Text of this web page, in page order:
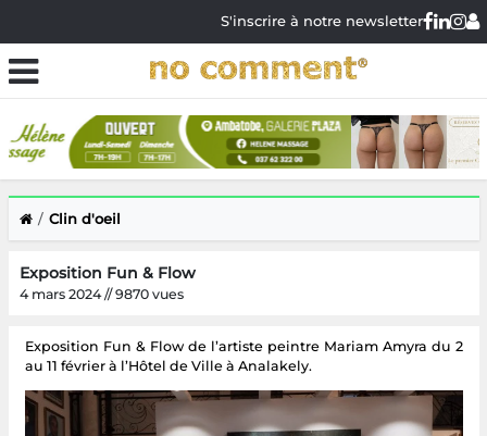
S'inscrire à notre newsletter
Clin d'oeil
Exposition Fun & Flow
4 mars 2024 // 9870 vues
Exposition Fun & Flow de l’artiste peintre Mariam Amyra du 2
au 11 février à l’Hôtel de Ville à Analakely.